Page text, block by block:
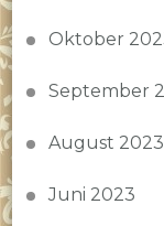
Oktober
September
August 2023
Juni 2023